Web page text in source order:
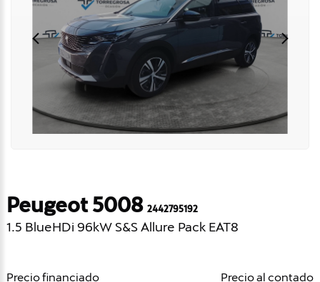
Peugeot 5008 2442795192
1.5 BlueHDi 96kW S&S Allure Pack EAT8
Precio financiado Precio al contado